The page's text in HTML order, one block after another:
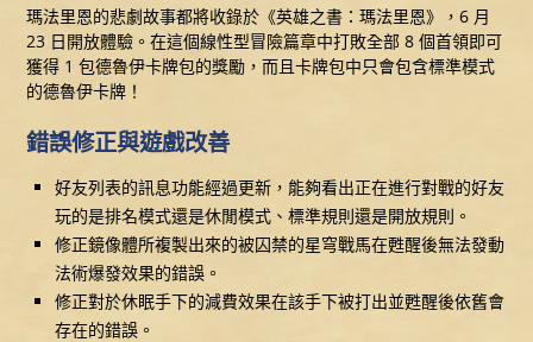
瑪法里恩的悲劇故事都將收錄於《英雄之書：瑪法里恩》，6 月
23 日開放體驗。在這個線性型冒險篇章中打敗全部 8 個首領即可
獲得 1 包德魯伊卡牌包的獎勵，而且卡牌包中只會包含標準模式
的德魯伊卡牌！
錯誤修正與遊戲改善
好友列表的訊息功能經過更新，能夠看出正在進行對戰的好友
玩的是排名模式還是休閒模式、標準規則還是開放規則。
修正鏡像體所複製出來的被囚禁的星穹戰馬在甦醒後無法發動
法術爆發效果的錯誤。
修正對於休眠手下的減費效果在該手下被打出並甦醒後依舊會
存在的錯誤。